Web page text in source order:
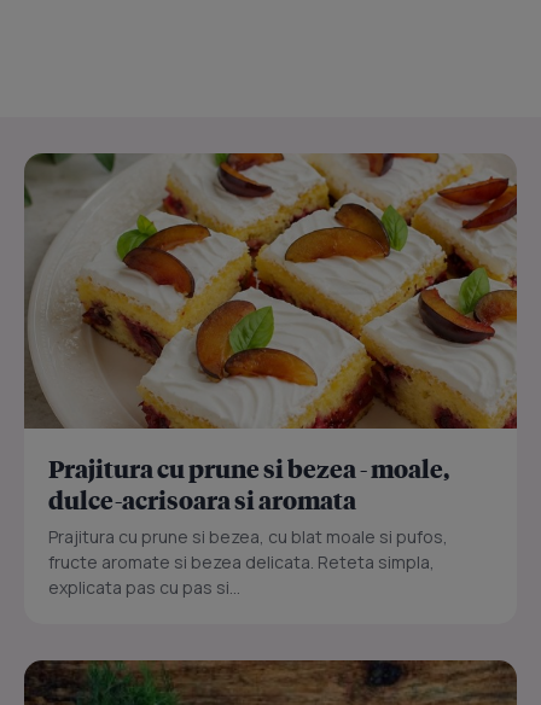
Prajitura cu prune si bezea - moale,
dulce-acrisoara si aromata
Prajitura cu prune si bezea, cu blat moale si pufos,
fructe aromate si bezea delicata. Reteta simpla,
explicata pas cu pas si...